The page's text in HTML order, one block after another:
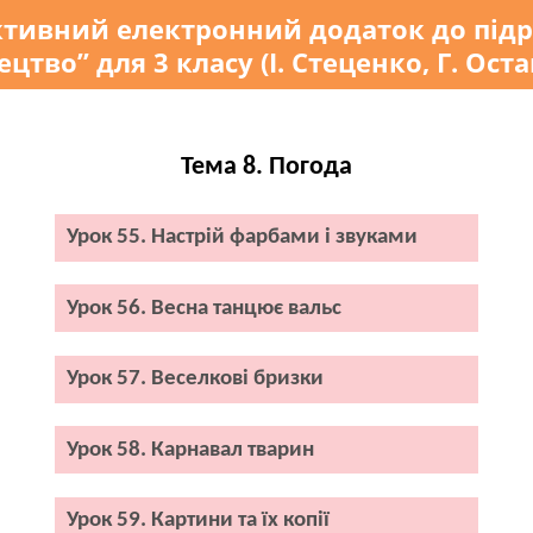
електронний додаток до
для 3 класу (І. Стеценко, Г.
Тема 8. Погода
Урок 55. Настрій фарбами і звуками
Урок 56. Весна танцює вальс
Урок 57. Веселкові бризки
Урок 58. Карнавал тварин
Урок 59. Картини та їх копії